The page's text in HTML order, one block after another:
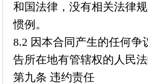
和国法律，没有相关法律
惯例。
8.2 因本合同产生的任何
告所在地有管辖权的人民法
第九条 违约责任